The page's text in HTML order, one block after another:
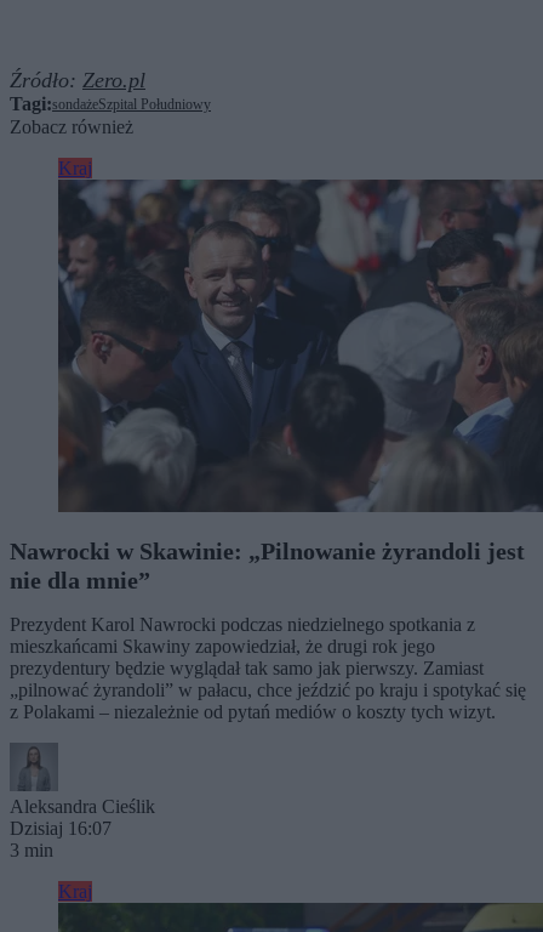
Źródło: Zero.pl
Tagi:sondażeSzpital Południowy
Zobacz również
Kraj
Nawrocki w Skawinie: „Pilnowanie żyrandoli jest
nie dla mnie”
Prezydent Karol Nawrocki podczas niedzielnego spotkania z
mieszkańcami Skawiny zapowiedział, że drugi rok jego
prezydentury będzie wyglądał tak samo jak pierwszy. Zamiast
„pilnować żyrandoli” w pałacu, chce jeździć po kraju i spotykać się
z Polakami – niezależnie od pytań mediów o koszty tych wizyt.
Aleksandra Cieślik
Dzisiaj 16:07
3 min
Kraj